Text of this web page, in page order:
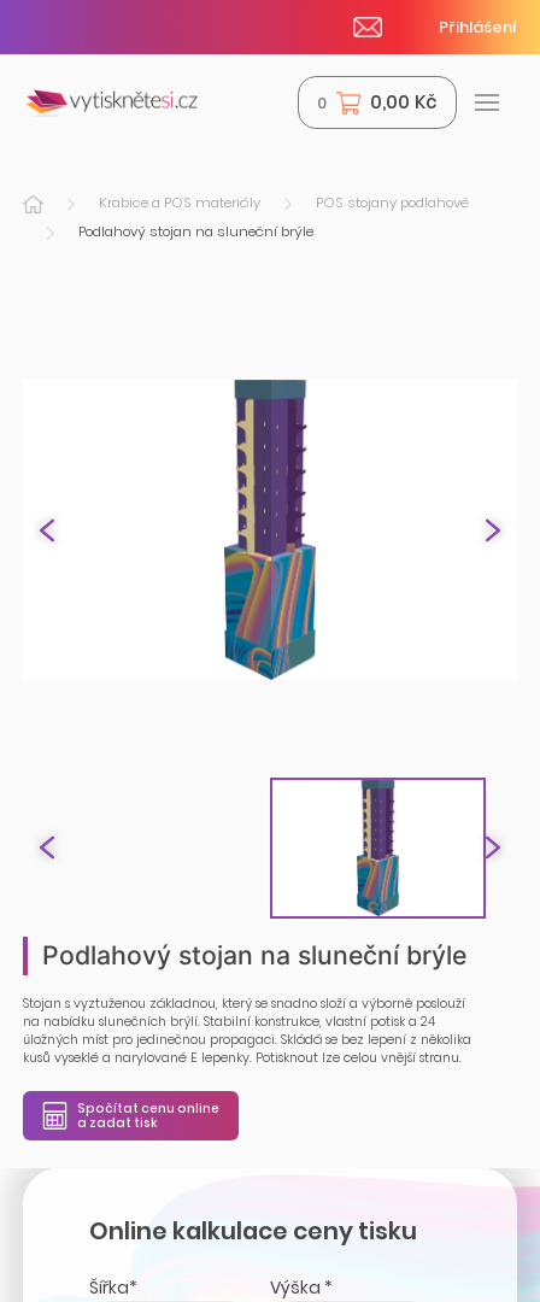
Přihlášení
0 0,00 Kč
Krabice a POS materiály
POS stojany podlahové
Podlahový stojan na sluneční brýle
Podlahový stojan na sluneční brýle
Stojan s vyztuženou základnou, který se snadno složí a výborně poslouží
na nabídku slunečních brýlí. Stabilní konstrukce, vlastní potisk a 24
úložných míst pro jedinečnou propagaci. Skládá se bez lepení z několika
kusů vyseklé a narylované E lepenky. Potisknout lze celou vnější stranu.
Spočítat cenu online
a zadat tisk
Online kalkulace ceny tisku
Šířka* Výška *